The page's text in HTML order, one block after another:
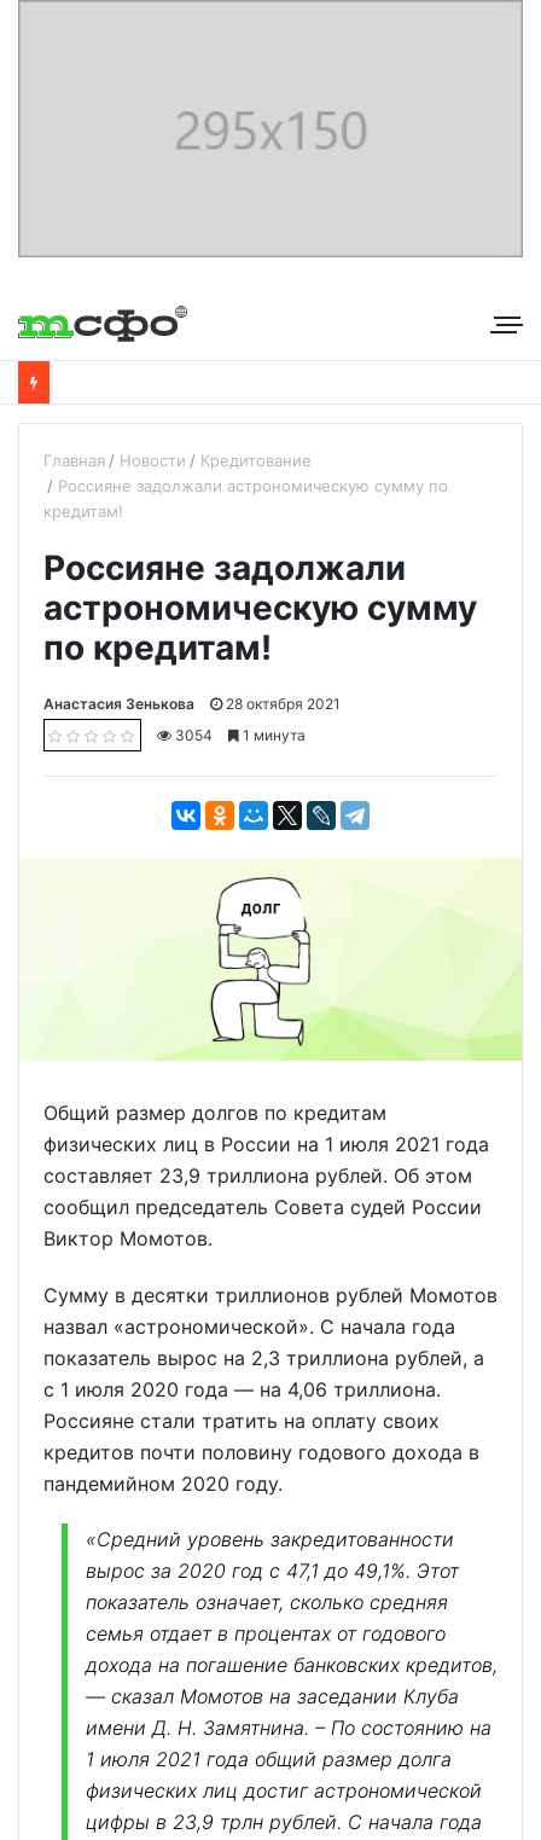
Главная Новости
Кредитование
Россияне задолжали астрономическую сумму по
кредитам!
Россияне задолжали
астрономическую сумму
по кредитам!
Анастасия Зенькова
28 октября 2021
3054
1 минута
Общий размер долгов по кредитам
физических лиц в России на 1 июля 2021 года
составляет 23,9 триллиона рублей. Об этом
сообщил председатель Совета судей России
Виктор Момотов.
Сумму в десятки триллионов рублей Момотов
назвал «астрономической». С начала года
показатель вырос на 2,3 триллиона рублей, а
с 1 июля 2020 года — на 4,06 триллиона.
Россияне стали тратить на оплату своих
кредитов почти половину годового дохода в
пандемийном 2020 году.
«Средний уровень закредитованности
вырос за 2020 год с 47,1 до 49,1%. Этот
показатель означает, сколько средняя
семья отдает в процентах от годового
дохода на погашение банковских кредитов,
— сказал Момотов на заседании Клуба
имени Д. Н. Замятнина. – По состоянию на
1 июля 2021 года общий размер долга
физических лиц достиг астрономической
цифры в 23,9 трлн рублей. С начала года